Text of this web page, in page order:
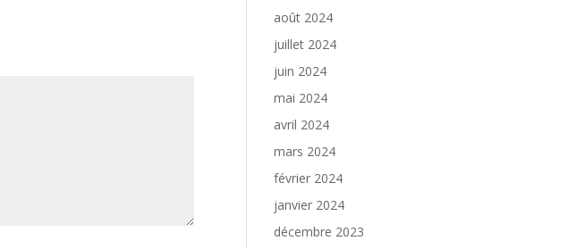
août 2024
juillet 2024
juin 2024
mai 2024
avril 2024
mars 2024
février 2024
janvier 2024
décembre 2023